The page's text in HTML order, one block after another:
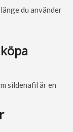
du använder
sildenafil är en